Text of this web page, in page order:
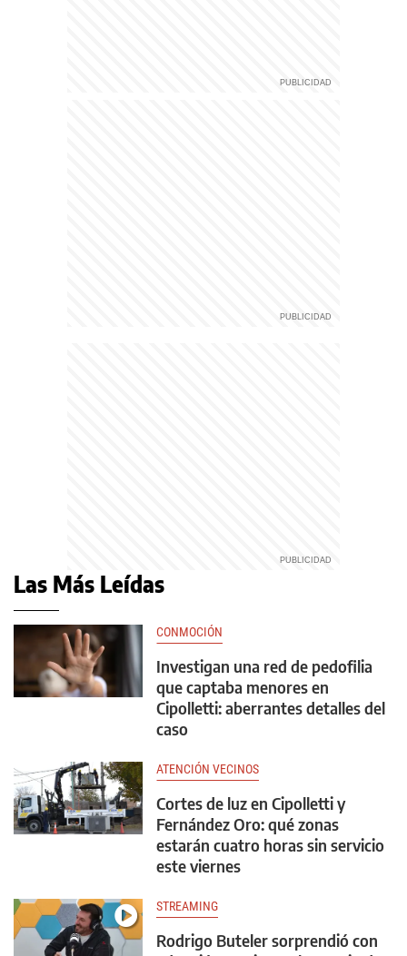
Las Más Leídas
CONMOCIÓN
Investigan una red de pedofilia
que captaba menores en
Cipolletti: aberrantes detalles del
caso
ATENCIÓN VECINOS
Cortes de luz en Cipolletti y
Fernández Oro: qué zonas
estarán cuatro horas sin servicio
este viernes
STREAMING
Rodrigo Buteler sorprendió con